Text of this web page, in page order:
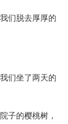
们脱去厚厚的
们坐了两天的
子的樱桃树，